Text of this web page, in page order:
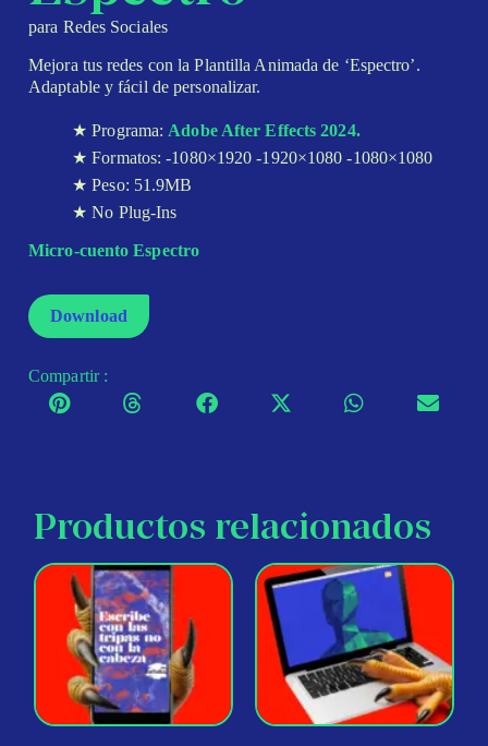
para Redes Sociales
Mejora tus redes con la Plantilla Animada de ‘Espectro’.
Adaptable y fácil de personalizar.
Programa: Adobe After Effects 2024.
Formatos: -1080×1920 -1920×1080 -1080×1080
Peso: 51.9MB
No Plug-Ins
Micro-cuento Espectro
Download
Compartir :
Productos relacionados